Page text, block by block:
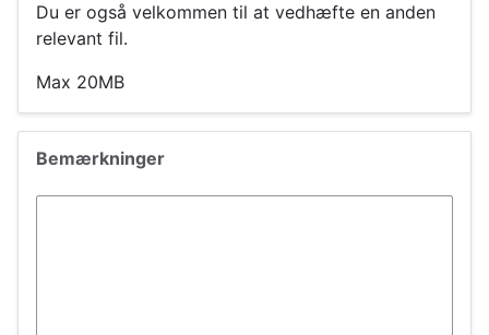
Du er også velkommen til at vedhæfte en anden
relevant fil.
Max 20MB
fil.
MB
Bemærkninger